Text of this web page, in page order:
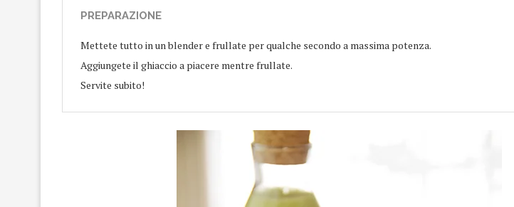
PREPARAZIONE
Mettete tutto in un blender e frullate per qualche secondo a massima potenza.
Aggiungete il ghiaccio a piacere mentre frullate.
Servite subito!